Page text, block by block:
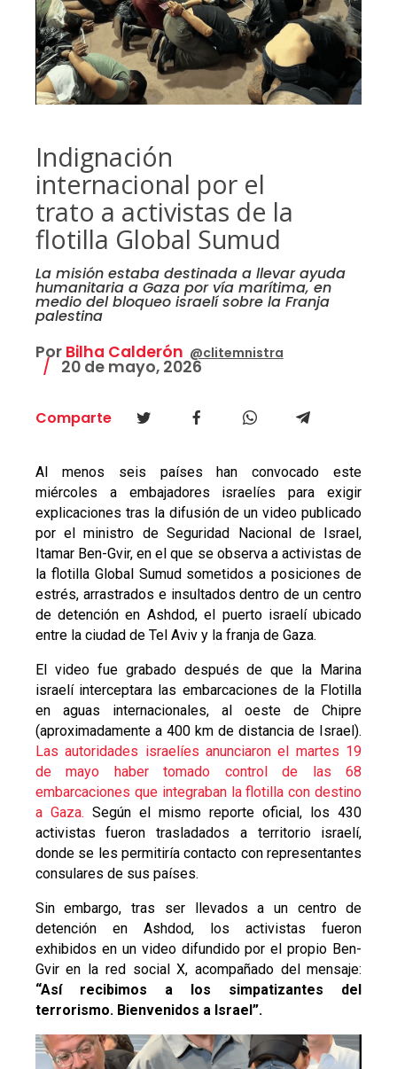
Indignación
internacional por el
trato a activistas de la
flotilla Global Sumud
La misión estaba destinada a llevar ayuda
humanitaria a Gaza por vía marítima, en
medio del bloqueo israelí sobre la Franja
palestina
Por Bilha Calderón @clitemnistra
20 de mayo, 2026
Comparte
Al menos seis países han convocado este
miércoles a embajadores israelíes para exigir
explicaciones tras la difusión de un video publicado
por el ministro de Seguridad Nacional de Israel,
Itamar Ben-Gvir, en el que se observa a activistas de
la flotilla Global Sumud sometidos a posiciones de
estrés, arrastrados e insultados dentro de un centro
de detención en Ashdod, el puerto israelí ubicado
entre la ciudad de Tel Aviv y la franja de Gaza.
El video fue grabado después de que la Marina
israelí interceptara las embarcaciones de la Flotilla
en aguas internacionales, al oeste de Chipre
(aproximadamente a 400 km de distancia de Israel).
Las autoridades israelíes anunciaron el martes 19
de mayo haber tomado control de las 68
embarcaciones que integraban la flotilla con destino
a Gaza. Según el mismo reporte oficial, los 430
activistas fueron trasladados a territorio israelí,
donde se les permitiría contacto con representantes
consulares de sus países.
Sin embargo, tras ser llevados a un centro de
detención en Ashdod, los activistas fueron
exhibidos en un video difundido por el propio Ben-
Gvir en la red social X, acompañado del mensaje:
“Así recibimos a los simpatizantes del
terrorismo. Bienvenidos a Israel”.